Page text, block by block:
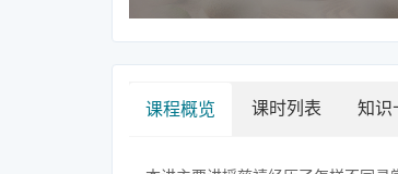
课程概览 课时列表 知识